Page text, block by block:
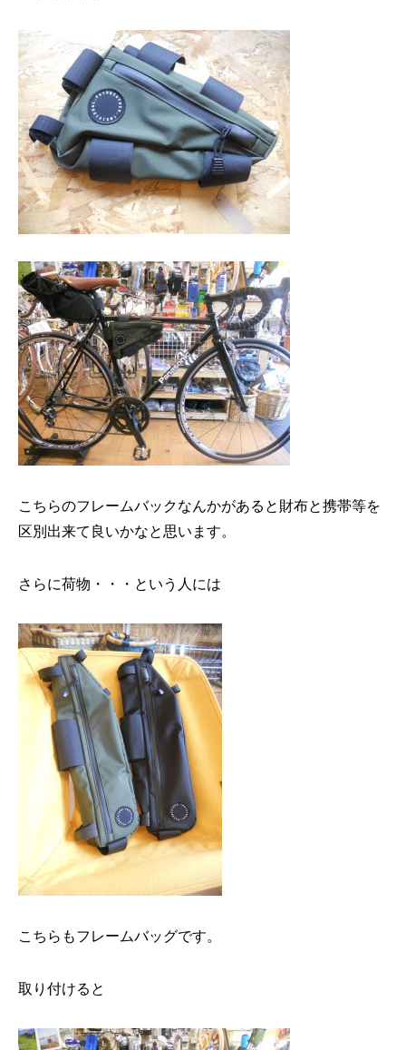
こちらのフレームバックなんかがあると財布と携帯等を
区別出来て良いかなと思います。
さらに荷物・・・という人には
こちらもフレームバッグです。
取り付けると